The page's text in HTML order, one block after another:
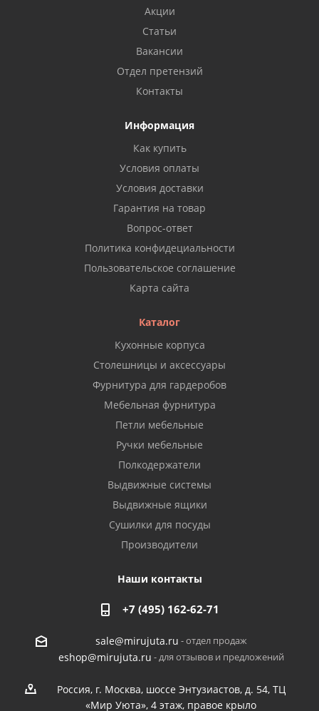
Акции
Статьи
Вакансии
Отдел претензий
Контакты
Информация
Как купить
Условия оплаты
Условия доставки
Гарантия на товар
Вопрос-ответ
Политика конфидециальности
Пользовательское соглашение
Карта сайта
Каталог
Кухонные корпуса
Столешницы и аксессуары
Фурнитура для гардеробов
Мебельная фурнитура
Петли мебельные
Ручки мебельные
Полкодержатели
Выдвижные системы
Выдвижные ящики
Сушилки для посуды
Производители
Наши контакты
+7 (495) 162-62-71
sale@mirujuta.ru - отдел продаж
eshop@mirujuta.ru - для отзывов и предложений
Россия, г. Москва, шоссе Энтузиастов, д. 54, ТЦ
«Мир Уюта», 4 этаж, правое крыло